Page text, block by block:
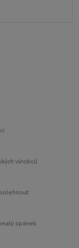
výrobců
spánek